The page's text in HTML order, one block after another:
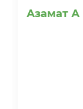
Азамат А